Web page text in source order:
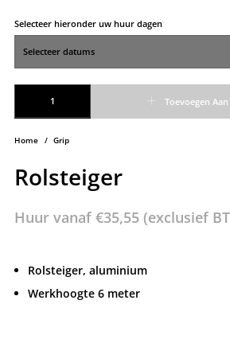
Home / Grip
Rolsteiger
Huur vanaf €35,55(exclusief
Rolsteiger, aluminium
Werkhoogte 6 meter
Selecteer hieronder uw huur dagen
Rolsteiger aantal
Toevoegen